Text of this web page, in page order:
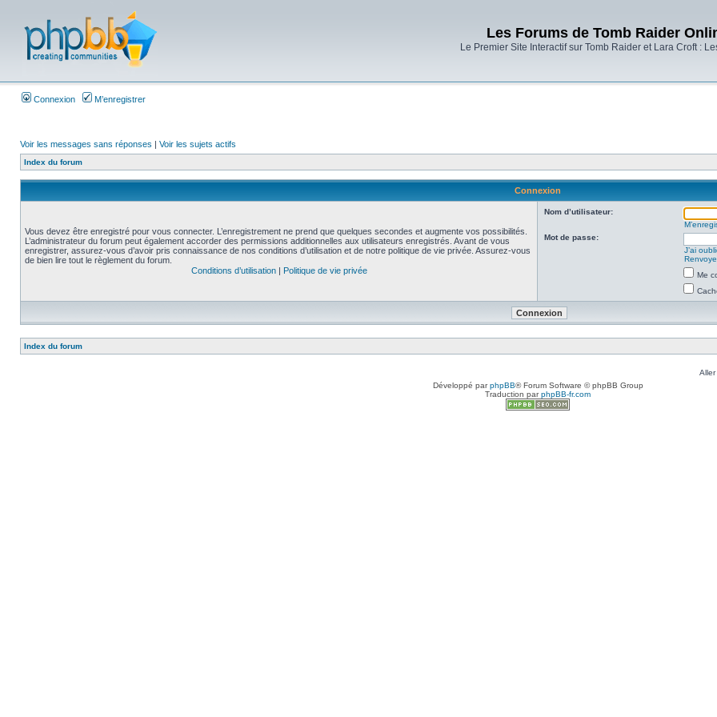
Les Forums de Tomb Raider
Le Premier Site Interactif sur Tomb Raider et Lara Croft :
Connexion M’enregistrer
Voir les messages sans réponses | Voir les sujets actifs
Index du forum
Connexion
Vous devez être enregistré pour vous connecter. L’enregistrement ne prend que quelques secondes et augmente vos possibilités.
L’administrateur du forum peut également accorder des permissions additionnelles aux utilisateurs enregistrés. Avant de vous
enregistrer, assurez-vous d’avoir pris connaissance de nos conditions d’utilisation et de notre politique de vie privée. Assurez-vous
de bien lire tout le règlement du forum.
Conditions d’utilisation| Politique de vie privée
Nom d’utilisateur:
Mot de passe:
J’ai
Me
Index du forum
Développé parphpBB® Forum Software © phpBB Group
Traduction parphpBB-fr.com